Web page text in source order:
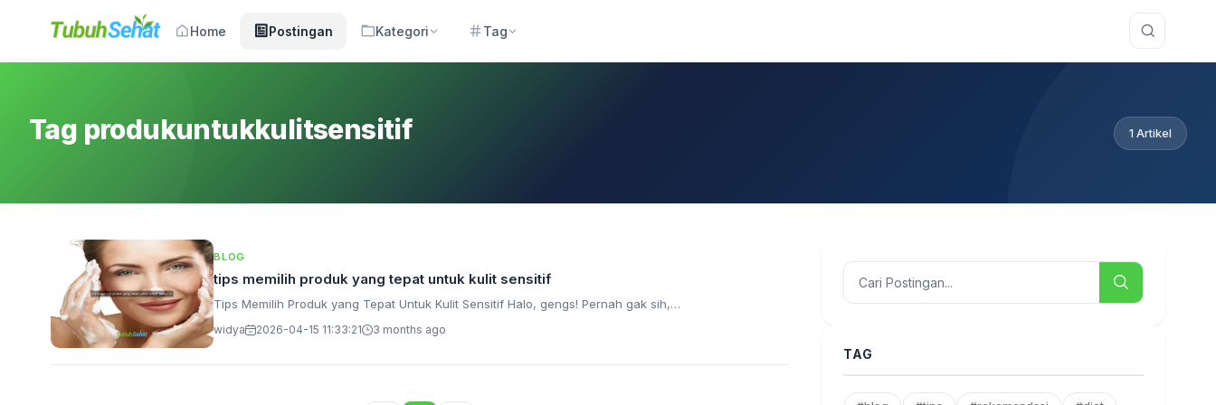
Home Postingan Kategori Tag
Tag produkuntukkulitsensitif 1 Artikel
BLOG
tips memilih produk yang tepat untuk kulit sensitif
Tips Memilih Produk yang Tepat Untuk Kulit Sensitif Halo, gengs! Pernah gak sih,…
widya 2026-04-15 11:33:21 3 months ago
TAG